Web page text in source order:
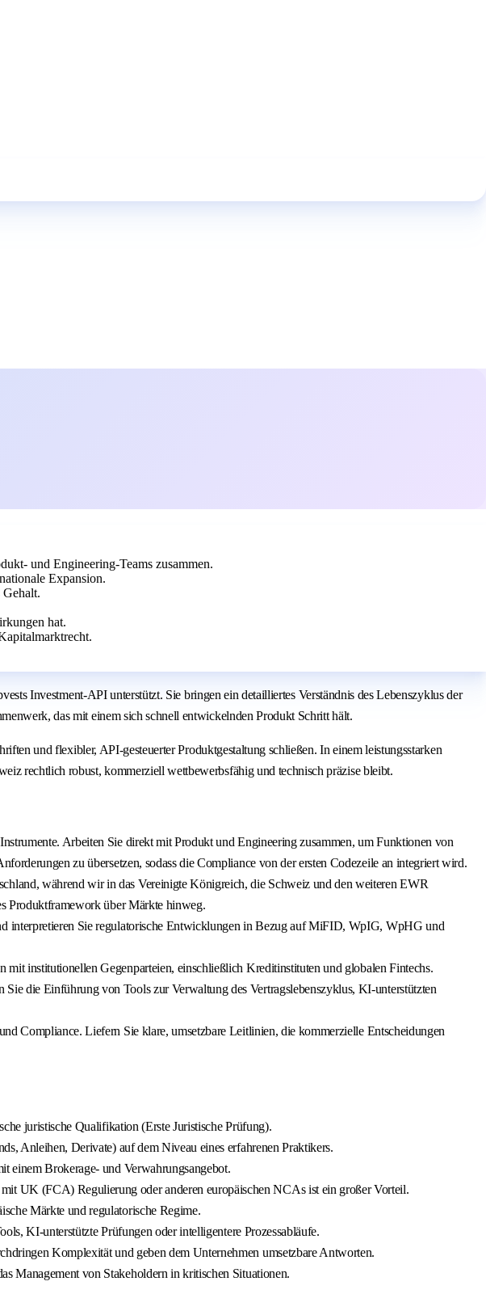
und Engineering-Teams zusammen.
Expansion.
hat.
Investment-API unterstützt. Sie bringen ein detailliertes Verständnis des Lebenszyklus der
das mit einem sich schnell entwickelnden Produkt Schritt hält.
und flexibler, API-gesteuerter Produktgestaltung schließen. In einem leistungsstarken
rechtlich robust, kommerziell wettbewerbsfähig und technisch präzise bleibt.
Arbeiten Sie direkt mit Produkt und Engineering zusammen, um Funktionen von
zu übersetzen, sodass die Compliance von der ersten Codezeile an integriert wird.
während wir in das Vereinigte Königreich, die Schweiz und den weiteren EWR
Produktframework über Märkte hinweg.
interpretieren Sie regulatorische Entwicklungen in Bezug auf MiFID, WpIG, WpHG und
institutionellen Gegenparteien, einschließlich Kreditinstituten und globalen Fintechs.
die Einführung von Tools zur Verwaltung des Vertragslebenszyklus, KI-unterstützten
Compliance. Liefern Sie klare, umsetzbare Leitlinien, die kommerzielle Entscheidungen
juristische Qualifikation (Erste Juristische Prüfung).
Anleihen, Derivate) auf dem Niveau eines erfahrenen Praktikers.
einem Brokerage- und Verwahrungsangebot.
UK (FCA) Regulierung oder anderen europäischen NCAs ist ein großer Vorteil.
Märkte und regulatorische Regime.
KI-unterstützte Prüfungen oder intelligentere Prozessabläufe.
Komplexität und geben dem Unternehmen umsetzbare Antworten.
Management von Stakeholdern in kritischen Situationen.